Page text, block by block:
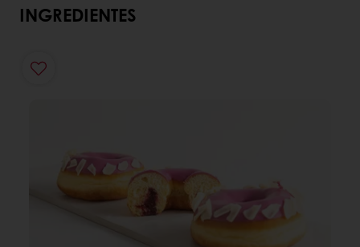
INGREDIENTES